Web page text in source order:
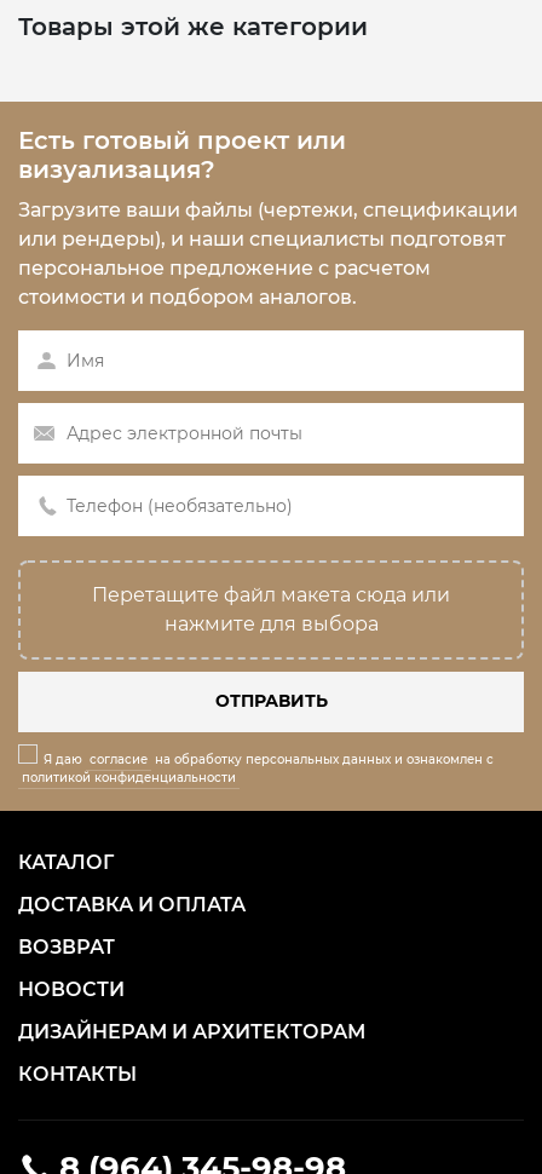
Товары этой же категории
Есть готовый проект или
визуализация?
Загрузите ваши файлы (чертежи, спецификации
или рендеры), и наши специалисты подготовят
персональное предложение с расчетом
стоимости и подбором аналогов.
Перетащите файл макета сюда или
нажмите для выбора
ОТПРАВИТЬ
Я даю согласие на обработку персональных данных и ознакомлен с
политикой конфиденциальности
КАТАЛОГ
ДОСТАВКА И ОПЛАТА
ВОЗВРАТ
НОВОСТИ
ДИЗАЙНЕРАМ И АРХИТЕКТОРАМ
КОНТАКТЫ